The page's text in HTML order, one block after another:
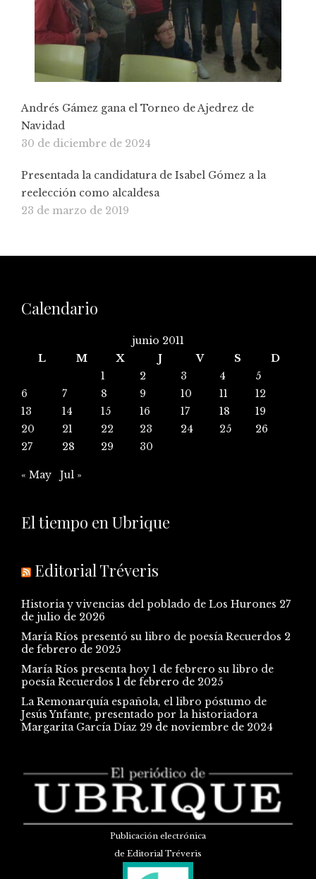
Andrés Gámez gana el Torneo de Ajedrez de
Navidad
30 de diciembre de 2024
Presentada la candidatura de Isabel Gómez a la
reelección como alcaldesa
23 de marzo de 2019
Calendario
junio 2011
L
M X J V S
D
1
2 3 4
5
6
7 8 9 10 11
12
13
14 15 16 17 18
19
20
21 22 23 24 25
26
27
28 29 30
« May Jul »
El tiempo en Ubrique
Editorial Tréveris
Historia y vivencias del poblado de Los Hurones 27
de julio de 2026
María Ríos presentó su libro de poesía Recuerdos 2
de febrero de 2025
María Ríos presenta hoy 1 de febrero su libro de
poesía Recuerdos 1 de febrero de 2025
La Remonarquía española, el libro póstumo de
Jesús Ynfante, presentado por la historiadora
Margarita García Díaz 29 de noviembre de 2024
Publicación electrónica
de Editorial Tréveris